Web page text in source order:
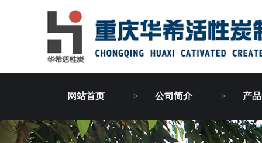
网站首页 公司简介 产